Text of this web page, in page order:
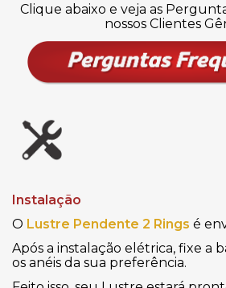
Clique abaixo e veja as
nossos Clientes
Instalação
O Lustre Pendente 2 Rings é
Após a instalação elétrica, fixe a
os anéis da sua preferência.